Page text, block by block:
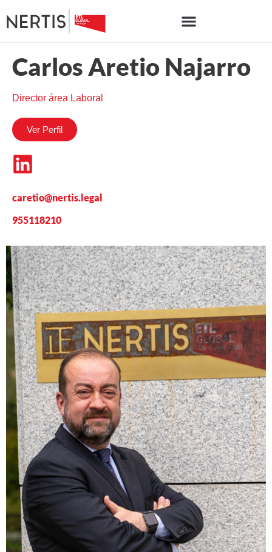
Carlos Aretio Najarro
Director área Laboral
Ver Perfil
caretio@nertis.legal
955118210